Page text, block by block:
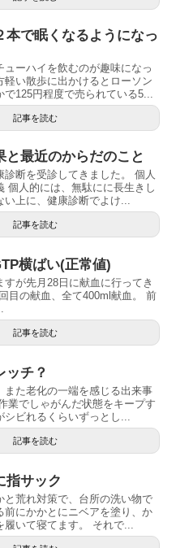
本で眠くなるようになっ
ューハイを飲むのが趣味になっ
軽い散歩に出かけるとローソン
で125円程度で売られている5...
記事を読む
と最近のからだのこと
診断を受診してきました。 個人
個人的には、無駄にに長生きし
い上に、健康診断でよけ...
記事を読む
横ばい(正常値)
すが先月28日に献血に行ってき
目の献血、全て400ml献血。 前
記事を読む
ッチ？
また老化の一端を感じる出来事
業でしゃがんだ状態をキープす
シビれるくらいずっとし...
記事を読む
指サック
と荒れ対策で、台所の洗い物で
前にかかとにニベアを塗り、か
履いて寝てます。 それで...